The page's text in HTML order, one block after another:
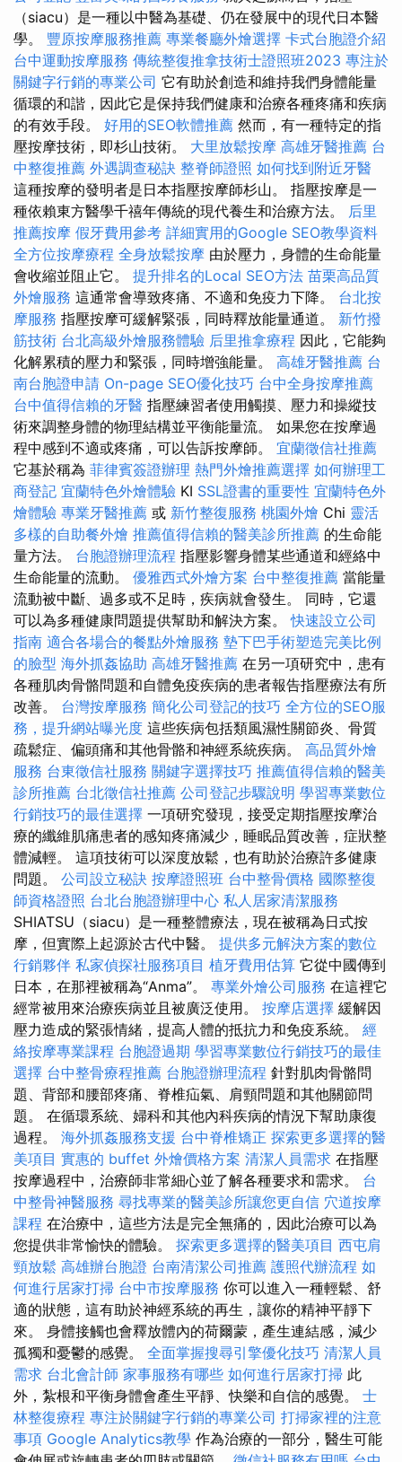
（siacu）是一種以中醫為基礎、仍在發展中的現代日本醫
學。 豐原按摩服務推薦 專業餐廳外燴選擇 卡式台胞證介紹
台中運動按摩服務 傳統整復推拿技術士證照班2023 專注於
關鍵字行銷的專業公司 它有助於創造和維持我們身體能量
循環的和諧，因此它是保持我們健康和治療各種疼痛和疾病
的有效手段。 好用的SEO軟體推薦 然而，有一種特定的指
壓按摩技術，即杉山技術。 大里放鬆按摩 高雄牙醫推薦 台
中整復推薦 外遇調查秘訣 整脊師證照 如何找到附近牙醫
這種按摩的發明者是日本指壓按摩師杉山。 指壓按摩是一
種依賴東方醫學千禧年傳統的現代養生和治療方法。 后里
推薦按摩 假牙費用參考 詳細實用的Google SEO教學資料
全方位按摩療程 全身放鬆按摩 由於壓力，身體的生命能量
會收縮並阻止它。 提升排名的Local SEO方法 苗栗高品質
外燴服務 這通常會導致疼痛、不適和免疫力下降。 台北按
摩服務 指壓按摩可緩解緊張，同時釋放能量通道。 新竹撥
筋技術 台北高級外燴服務體驗 后里推拿療程 因此，它能夠
化解累積的壓力和緊張，同時增強能量。 高雄牙醫推薦 台
南台胞證申請 On-page SEO優化技巧 台中全身按摩推薦
台中值得信賴的牙醫 指壓練習者使用觸摸、壓力和操縱技
術來調整身體的物理結構並平衡能量流。 如果您在按摩過
程中感到不適或疼痛，可以告訴按摩師。 宜蘭徵信社推薦
它基於稱為 菲律賓簽證辦理 熱門外燴推薦選擇 如何辦理工
商登記 宜蘭特色外燴體驗 KI SSL證書的重要性 宜蘭特色外
燴體驗 專業牙醫推薦 或 新竹整復服務 桃園外燴 Chi 靈活
多樣的自助餐外燴 推薦值得信賴的醫美診所推薦 的生命能
量方法。 台胞證辦理流程 指壓影響身體某些通道和經絡中
生命能量的流動。 優雅西式外燴方案 台中整復推薦 當能量
流動被中斷、過多或不足時，疾病就會發生。 同時，它還
可以為多種健康問題提供幫助和解決方案。快速設立公司
指南 適合各場合的餐點外燴服務 墊下巴手術塑造完美比例
的臉型 海外抓姦協助 高雄牙醫推薦 在另一項研究中，患有
各種肌肉骨骼問題和自體免疫疾病的患者報告指壓療法有所
改善。 台灣按摩服務 簡化公司登記的技巧 全方位的SEO服
務，提升網站曝光度 這些疾病包括類風濕性關節炎、骨質
疏鬆症、偏頭痛和其他骨骼和神經系統疾病。 高品質外燴
服務 台東徵信社服務 關鍵字選擇技巧 推薦值得信賴的醫美
診所推薦 台北徵信社推薦 公司登記步驟說明 學習專業數位
行銷技巧的最佳選擇 一項研究發現，接受定期指壓按摩治
療的纖維肌痛患者的感知疼痛減少，睡眠品質改善，症狀整
體減輕。 這項技術可以深度放鬆，也有助於治療許多健康
問題。 公司設立秘訣 按摩證照班 台中整骨價格 國際整復
師資格證照 台北台胞證辦理中心 私人居家清潔服務
SHIATSU（siacu）是一種整體療法，現在被稱為日式按
摩，但實際上起源於古代中醫。 提供多元解決方案的數位
行銷夥伴 私家偵探社服務項目 植牙費用估算 它從中國傳到
日本，在那裡被稱為“Anma”。 專業外燴公司服務 在這裡它
經常被用來治療疾病並且被廣泛使用。 按摩店選擇 緩解因
壓力造成的緊張情緒，提高人體的抵抗力和免疫系統。 經
絡按摩專業課程 台胞證過期 學習專業數位行銷技巧的最佳
選擇 台中整骨療程推薦 台胞證辦理流程 針對肌肉骨骼問
題、背部和腰部疼痛、脊椎疝氣、肩頸問題和其他關節問
題。 在循環系統、婦科和其他內科疾病的情況下幫助康復
過程。 海外抓姦服務支援 台中脊椎矯正 探索更多選擇的醫
美項目 實惠的 buffet 外燴價格方案 清潔人員需求 在指壓
按摩過程中，治療師非常細心並了解各種要求和需求。 台
中整骨神醫服務 尋找專業的醫美診所讓您更自信 穴道按摩
課程 在治療中，這些方法是完全無痛的，因此治療可以為
您提供非常愉快的體驗。 探索更多選擇的醫美項目 西屯肩
頸放鬆 高雄辦台胞證 台南清潔公司推薦 護照代辦流程 如
何進行居家打掃 台中市按摩服務 你可以進入一種輕鬆、舒
適的狀態，這有助於神經系統的再生，讓你的精神平靜下
來。 身體接觸也會釋放體內的荷爾蒙，產生連結感，減少
孤獨和憂鬱的感覺。 全面掌握搜尋引擎優化技巧 清潔人員
需求 台北會計師 家事服務有哪些 如何進行居家打掃 此
外，紮根和平衡身體會產生平靜、快樂和自信的感覺。 士
林整復療程 專注於關鍵字行銷的專業公司 打掃家裡的注意
事項 Google Analytics教學 作為治療的一部分，醫生可能